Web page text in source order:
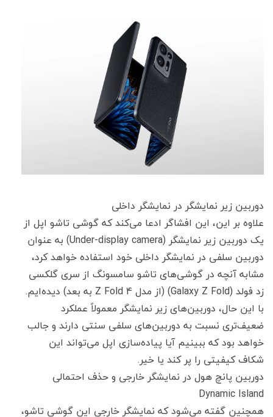
دوربین زیر نمایشگر در نمایشگر داخلی
علاوه بر این، این افشاگر ادعا می‌کند که گوشی تاشو اپل از
یک دوربین زیر نمایشگر (Under-display camera) به عنوان
دوربین سلفی در نمایشگر داخلی خود استفاده خواهد کرد،
مشابه آنچه در گوشی‌های تاشو سامسونگ از سری گلکسی
زد فولد (Galaxy Z Fold) (از مدل Z Fold 4 به بعد) دیده‌ایم.
با این حال، دوربین‌های زیر نمایشگر معمولاً عملکرد
ضعیف‌تری نسبت به دوربین‌های سلفی سنتی دارند و جالب
خواهد بود که ببینیم آیا پیاده‌سازی اپل می‌تواند این
شکاف کیفیتی را پر کند یا خیر.
دوربین پانچ هول در نمایشگر خارجی و حذف احتمالی
Dynamic Island
همچنین گفته می‌شود که نمایشگر خارجی این گوشی تاشو،